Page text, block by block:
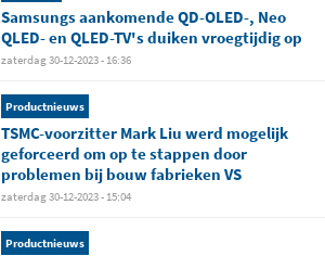
Samsungs aankomende QD-OLED-, Neo
QLED- en QLED-TV's duiken vroegtijdig op
zaterdag 30-12-2023 - 16:36
Productnieuws
TSMC-voorzitter Mark Liu werd mogelijk
geforceerd om op te stappen door
problemen bij bouw fabrieken VS
zaterdag 30-12-2023 - 15:04
Productnieuws